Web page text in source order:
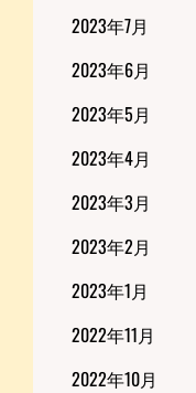
2023年7月
2023年6月
2023年5月
2023年4月
2023年3月
2023年2月
2023年1月
2022年11月
2022年10月